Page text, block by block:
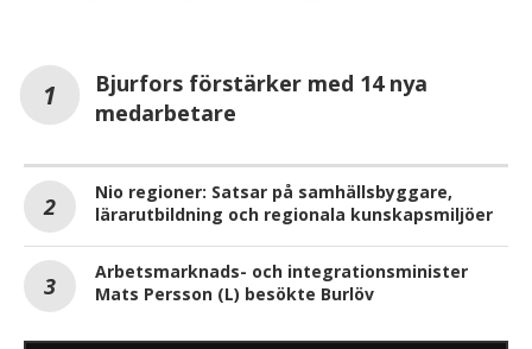
Bjurfors förstärker med 14 nya
medarbetare
Nio regioner: Satsar på samhällsbyggare,
lärarutbildning och regionala kunskapsmiljöer
Arbetsmarknads- och integrationsminister
Mats Persson (L) besökte Burlöv